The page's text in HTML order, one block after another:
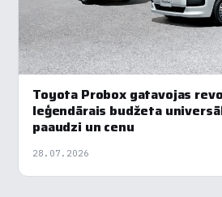
Toyota Probox gatavojas
leģendārais budžeta
paaudzi un cenu
28.07.2026